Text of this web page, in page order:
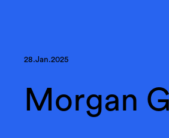
28.Jan.2025
Morgan